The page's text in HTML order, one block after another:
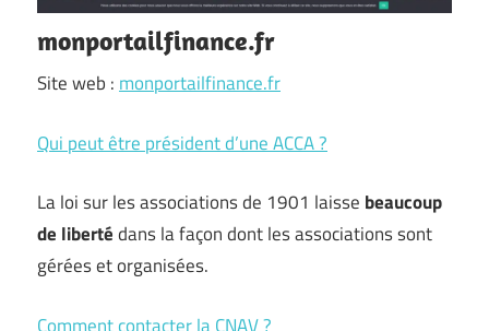
monportailfinance.fr
Site web :monportailfinance.fr
Qui peut être président d’une ACCA ?
La loi sur les associations de 1901 laisse beaucoup
de libertédans la façon dont les associations sont
gérées et organisées.